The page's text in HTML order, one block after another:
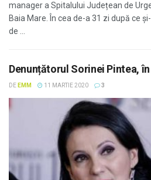
manager a Spitalului Județean de
Baia Mare. În cea de-a 31 zi după ce
de ...
Denunțătorul Sorinei Pintea,
DE EMM 11 MARTIE 2020 3